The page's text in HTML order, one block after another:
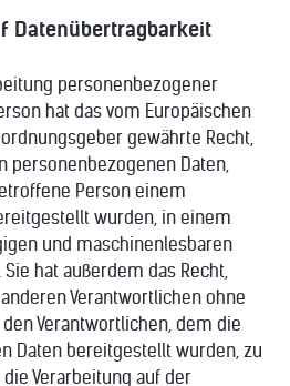
Datenübertragbarkeit
personenbezogener
hat das vom Europäischen
gewährte Recht,
personenbezogenen Daten,
Person einem
wurden, in einem
und maschinenlesbaren
hat außerdem das Recht,
Verantwortlichen ohne
Verantwortlichen, dem die
Daten bereitgestellt wurden, zu
Verarbeitung auf der